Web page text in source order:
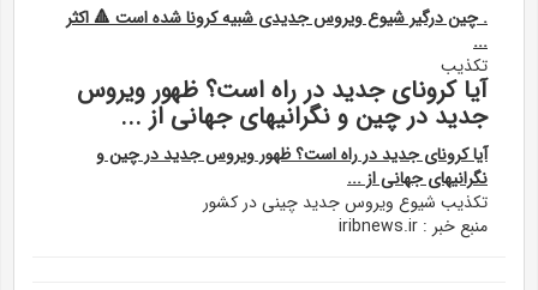
. چین درگیر شیوع ویروس جدیدی شبیه کرونا شده است 🔺 اکثر
...
تکذیب
آیا کرونای جدید در راه است؟ ظهور ویروس
جدید در چین و نگرانیهای جهانی از ...
آیا کرونای جدید در راه است؟ ظهور ویروس جدید در چین و
نگرانیهای جهانی از ...
تکذیب شیوع ویروس جدید چینی در کشور
منبع خبر : iribnews.ir